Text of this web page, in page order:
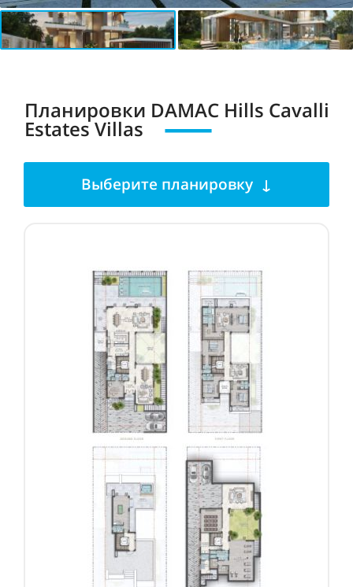
Планировки DAMAC Hills Cavalli
Estates Villas
Выберите планировку ↓